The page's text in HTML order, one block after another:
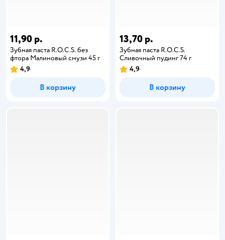
11,90 р.
Зубная паста R.O.C.S. без
фтора Малиновый смузи 45 г
4,9
В корзину
13,70 р.
Зубная паста R.O.C.S.
Сливочный пудинг 74 г
4,9
В корзину